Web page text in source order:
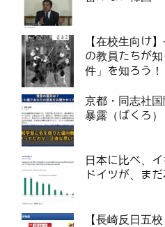
【在校生向け
の教員たちが
件」を知ろう！
京都・同志社
暴露（ばくろ
日本に比べ、
ドイツが、ま
【長崎反日五